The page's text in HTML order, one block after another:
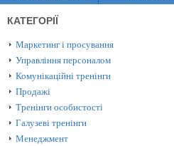
КАТЕГОРІЇ
Маркетинг і просування
Управління персоналом
Комунікаційні тренінги
Продажі
Тренінги особистості
Галузеві тренінги
Менеджмент